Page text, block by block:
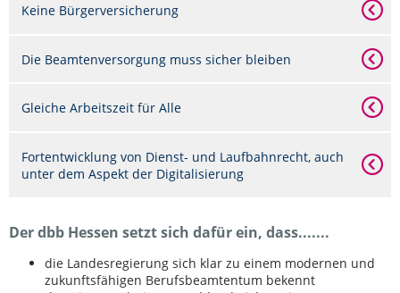
Keine Bürgerversicherung
Die Beamtenversorgung muss sicher bleiben
Gleiche Arbeitszeit für Alle
Fortentwicklung von Dienst- und Laufbahnrecht, auch
unter dem Aspekt der Digitalisierung
Der dbb Hessen setzt sich dafür ein, dass.......
die Landesregierung sich klar zu einem modernen und
zukunftsfähigen Berufsbeamtentum bekennt